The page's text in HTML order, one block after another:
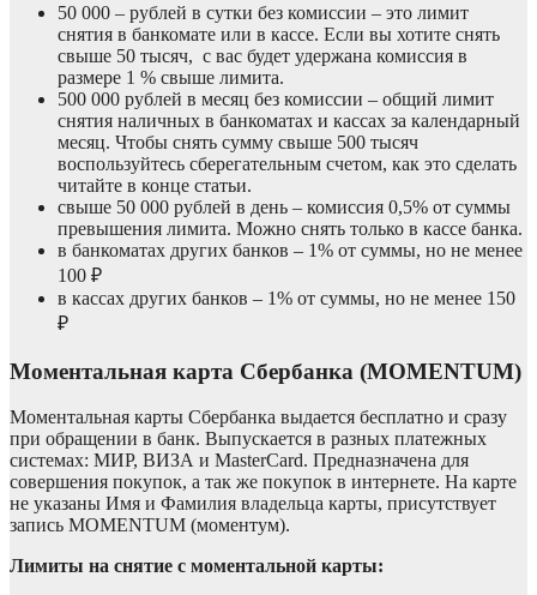
50 000 – рублей в сутки без комиссии – это лимит
снятия в банкомате или в кассе. Если вы хотите снять
свыше 50 тысяч, с вас будет удержана комиссия в
размере 1 % свыше лимита.
500 000 рублей в месяц без комиссии – общий лимит
снятия наличных в банкоматах и кассах за календарный
месяц. Чтобы снять сумму свыше 500 тысяч
воспользуйтесь сберегательным счетом, как это сделать
читайте в конце статьи.
свыше 50 000 рублей в день – комиссия 0,5% от суммы
превышения лимита. Можно снять только в кассе банка.
в банкоматах других банков – 1% от суммы, но не менее
100 ₽
в кассах других банков – 1% от суммы, но не менее 150
₽
Моментальная карта Сбербанка (MOMENTUM)
Моментальная карты Сбербанка выдается бесплатно и сразу
при обращении в банк. Выпускается в разных платежных
системах: МИР, ВИЗА и MasterCard. Предназначена для
совершения покупок, а так же покупок в интернете. На карте
не указаны Имя и Фамилия владельца карты, присутствует
запись MOMENTUM (моментум).
Лимиты на снятие с моментальной карты: